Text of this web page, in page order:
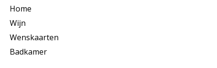
Home
Wijn
Wenskaarten
Badkamer